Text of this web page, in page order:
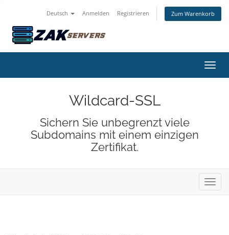
Deutsch Anmelden Registrieren Zum Warenkorb
Wildcard-SSL
Sichern Sie unbegrenzt viele
Subdomains mit einem einzigen
Zertifikat.